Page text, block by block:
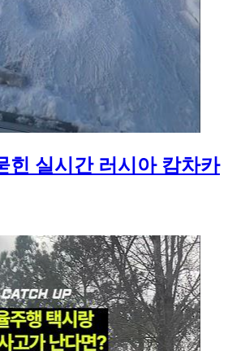
힌 실시간 러시아 캄차카